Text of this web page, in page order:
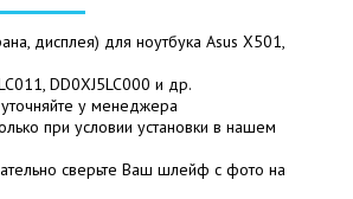
дисплея) для ноутбука Asus X501,
DD0XJ5LC000 и др.
уточняйте у менеджера
при условии установки в нашем
сверьте Ваш шлейф с фото на